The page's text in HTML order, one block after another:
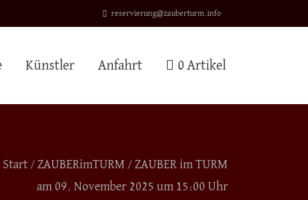
reservierung@zauberturm.info
Künstler Anfahrt 0 Artikel
Start /ZAUBERimTURM / ZAUBER im TURM
am 09. November 2025 um 15:00 Uhr